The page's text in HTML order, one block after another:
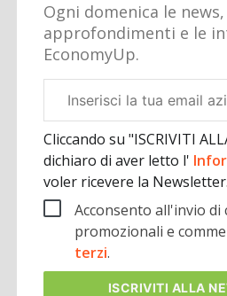
Ogni domenica le
approfondimenti e le
EconomyUp.
aziendale
Cliccando su "ISCRIVITI
dichiaro di aver letto l'
voler ricevere la Newsletter.
Acconsento all'invio di
promozionali e
terzi.
ISCRIVITI ALLA